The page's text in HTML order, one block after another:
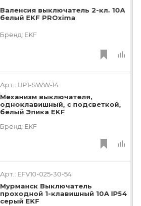
Валенсия выключатель 2-кл. 10А
белый EKF PROxima
Бренд: EKF
Арт.: UP1-SWW-14
Механизм выключателя,
одноклавишный, с подсветкой,
белый Эпика EKF
Бренд: EKF
Арт.: EFV10-025-30-54
Мурманск Выключатель
проходной 1-клавишный 10А IP54
серый EKF